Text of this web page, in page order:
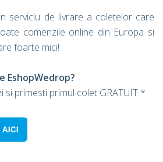
serviciu de livrare a coletelor care
comenzile online din Europa si
foarte mici!
EshopWedrop?
si primesti primul colet GRATUIT *